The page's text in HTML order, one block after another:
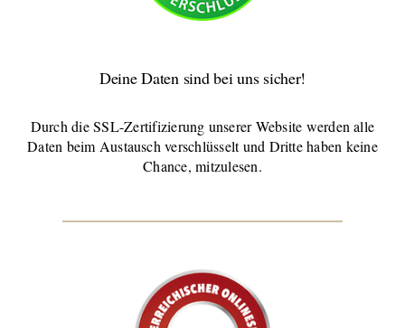
Deine Daten sind bei uns sicher!
Durch die SSL-Zertifizierung unserer Website werden alle
Daten beim Austausch verschlüsselt und Dritte haben keine
Chance, mitzulesen.